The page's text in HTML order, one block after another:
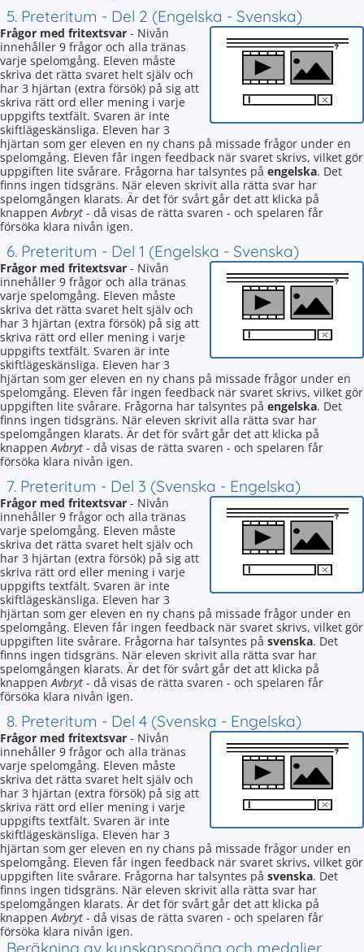
5. Preteritum - Del 2 (Engelska - Svenska)
Frågor med fritextsvar - Nivån
innehåller 9 frågor och alla tränas
varje spelomgång. Eleven måste
skriva det rätta svaret helt själv och
har 3 hjärtan (extra försök) på sig att
skriva rätt ord eller mening i varje
uppgifts textfält. Svaren är inte
skiftlägeskänsliga. Eleven har 3
hjärtan som ger eleven en ny chans på missade frågor under en
spelomgång. Eleven får ingen feedback när svaret skrivs, vilket gör
uppgiften lite svårare. Frågorna har talsyntes på engelska. Det
finns ingen tidsgräns. När eleven skrivit alla rätta svar har
spelomgången klarats. Är det för svårt går det att klicka på
knappenAvbryt - då visas de rätta svaren - och spelaren får
försöka klara nivån igen.
6. Preteritum - Del 1 (Engelska - Svenska)
Frågor med fritextsvar - Nivån
innehåller 9 frågor och alla tränas
varje spelomgång. Eleven måste
skriva det rätta svaret helt själv och
har 3 hjärtan (extra försök) på sig att
skriva rätt ord eller mening i varje
uppgifts textfält. Svaren är inte
skiftlägeskänsliga. Eleven har 3
hjärtan som ger eleven en ny chans på missade frågor under en
spelomgång. Eleven får ingen feedback när svaret skrivs, vilket gör
uppgiften lite svårare. Frågorna har talsyntes på engelska. Det
finns ingen tidsgräns. När eleven skrivit alla rätta svar har
spelomgången klarats. Är det för svårt går det att klicka på
knappenAvbryt - då visas de rätta svaren - och spelaren får
försöka klara nivån igen.
7. Preteritum - Del 3 (Svenska - Engelska)
Frågor med fritextsvar - Nivån
innehåller 9 frågor och alla tränas
varje spelomgång. Eleven måste
skriva det rätta svaret helt själv och
har 3 hjärtan (extra försök) på sig att
skriva rätt ord eller mening i varje
uppgifts textfält. Svaren är inte
skiftlägeskänsliga. Eleven har 3
hjärtan som ger eleven en ny chans på missade frågor under en
spelomgång. Eleven får ingen feedback när svaret skrivs, vilket gör
uppgiften lite svårare. Frågorna har talsyntes på svenska. Det
finns ingen tidsgräns. När eleven skrivit alla rätta svar har
spelomgången klarats. Är det för svårt går det att klicka på
knappenAvbryt - då visas de rätta svaren - och spelaren får
försöka klara nivån igen.
8. Preteritum - Del 4 (Svenska - Engelska)
Frågor med fritextsvar - Nivån
innehåller 9 frågor och alla tränas
varje spelomgång. Eleven måste
skriva det rätta svaret helt själv och
har 3 hjärtan (extra försök) på sig att
skriva rätt ord eller mening i varje
uppgifts textfält. Svaren är inte
skiftlägeskänsliga. Eleven har 3
hjärtan som ger eleven en ny chans på missade frågor under en
spelomgång. Eleven får ingen feedback när svaret skrivs, vilket gör
uppgiften lite svårare. Frågorna har talsyntes på svenska. Det
finns ingen tidsgräns. När eleven skrivit alla rätta svar har
spelomgången klarats. Är det för svårt går det att klicka på
knappenAvbryt - då visas de rätta svaren - och spelaren får
försöka klara nivån igen.
Beräkning av kunskapspoäng och medaljer